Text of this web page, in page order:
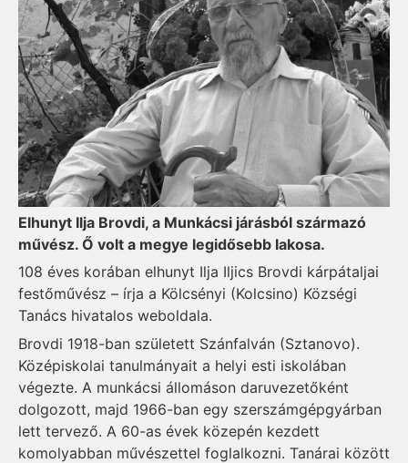
Elhunyt Ilja Brovdi, a Munkácsi járásból származó
művész. Ő volt a megye legidősebb lakosa.
108 éves korában elhunyt Ilja Iljics Brovdi kárpátaljai
festőművész – írja a Kölcsényi (Kolcsino) Községi
Tanács hivatalos weboldala.
Brovdi 1918-ban született Szánfalván (Sztanovo).
Középiskolai tanulmányait a helyi esti iskolában
végezte. A munkácsi állomáson daruvezetőként
dolgozott, majd 1966-ban egy szerszámgépgyárban
lett tervező. A 60-as évek közepén kezdett
komolyabban művészettel foglalkozni. Tanárai között